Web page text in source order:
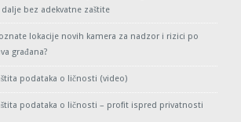
bez adekvatne zaštite
lokacije novih kamera za nadzor i rizici po
građana?
podataka o ličnosti (video)
podataka o ličnosti – profit ispred privatnosti